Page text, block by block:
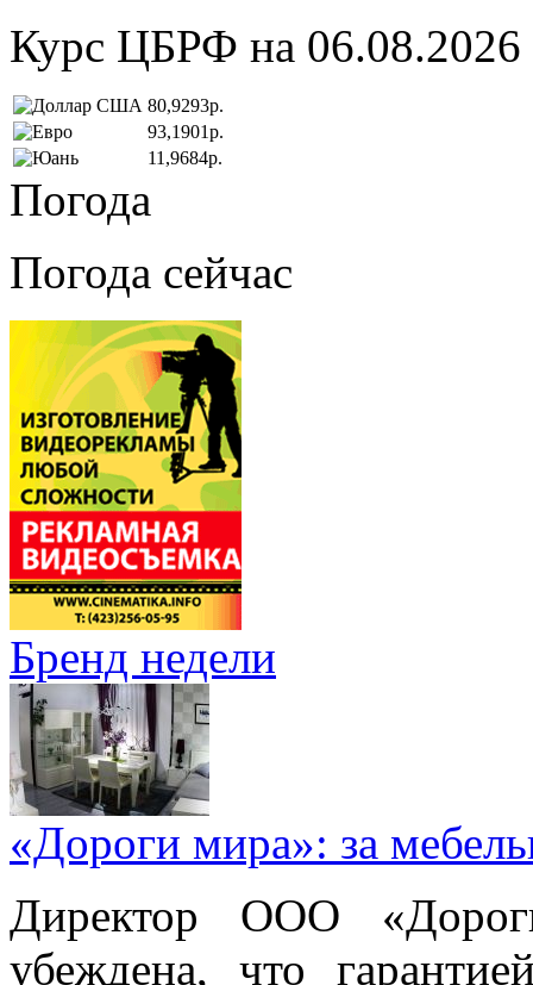
Курс ЦБРФ на 06.08.2026
80,9293р.
93,1901р.
11,9684р.
Погода
Погода сейчас
Бренд недели
«Дороги мира»: за
Директор ООО
убеждена, что